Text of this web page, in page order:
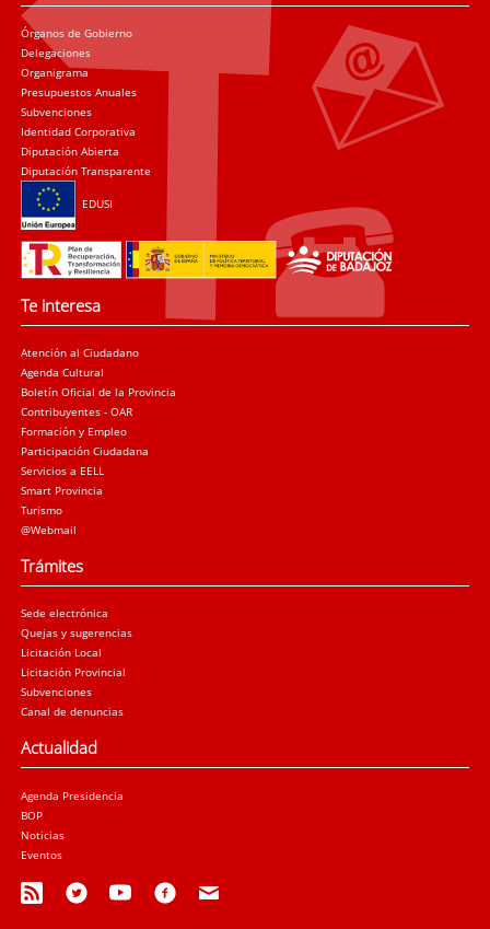
Órganos de Gobierno
Delegaciones
Organigrama
Presupuestos Anuales
Subvenciones
Identidad Corporativa
Diputación Abierta
Diputación Transparente
EDUSI
Te interesa
Atención al Ciudadano
Agenda Cultural
Boletín Oficial de la Provincia
Contribuyentes - OAR
Formación y Empleo
Participación Ciudadana
Servicios a EELL
Smart Provincia
Turismo
@Webmail
Trámites
Sede electrónica
Quejas y sugerencias
Licitación Local
Licitación Provincial
Subvenciones
Canal de denuncias
Actualidad
Agenda Presidencia
BOP
Noticias
Eventos